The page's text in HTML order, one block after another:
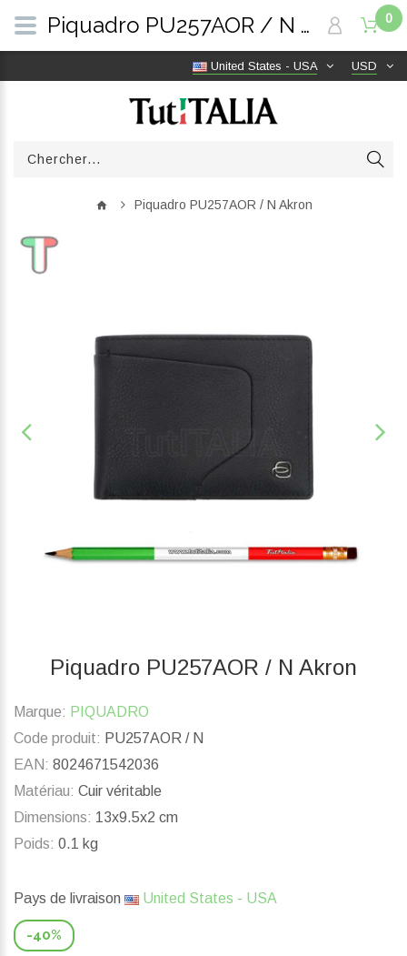
USD
United States - USA
0
Piquadro PU257AOR / N Akron
Piquadro PU257AOR / N Akron
Marque: PIQUADRO
Code produit: PU257AOR / N
EAN: 8024671542036
Matériau: Cuir véritable
Dimensions: 13x9.5x2 cm
Poids: 0.1 kg
Pays de livraison United States - USA
-40%
Piquadro PU257AOR / N Akron | TutITALIA